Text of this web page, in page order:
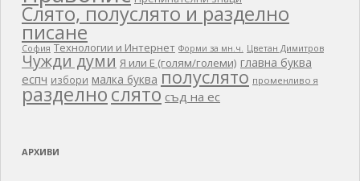
Слято, полуслято и разделно
писане
София Технологии и Интернет Форми за мн.ч. Цветан Димитров
Чужди думи Я или Е (голям/големи) главна буква
еспч избори малка буква полуслято променливо я
разделнослято съд на ес
АРХИВИ